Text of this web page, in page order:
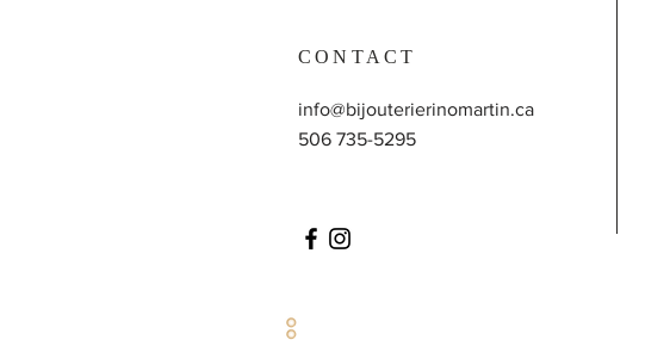
CONTACT
info@bijouterierinomartin.ca
506 735-5295